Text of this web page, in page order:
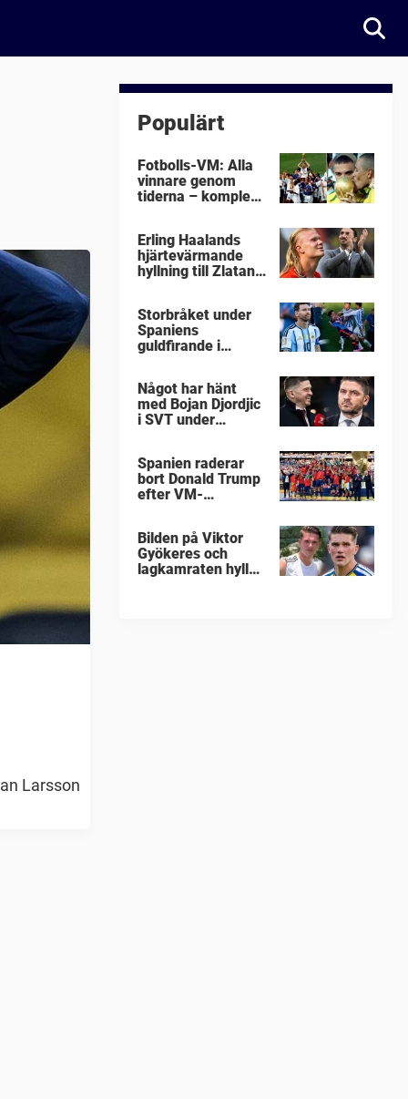
Larsson
Populärt
Fotbolls-VM: Alla
vinnare genom
tiderna – komplett
Erling Haalands
hjärtevärmande
hyllning till Zlatan
Storbråket under
Spaniens
guldfirande i
Något har hänt
med Bojan Djordjic
i SVT under
Spanien raderar
bort Donald Trump
efter VM-
Bilden på Viktor
Gyökeres och
lagkamraten hyllas